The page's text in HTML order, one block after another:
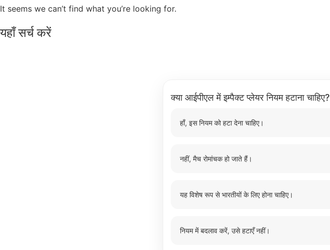
It seems we can’t find what you’re looking for.
यहाँ सर्च करें
क्या आईपीएल में इम्पैक्ट प्लेयर नियम हटाना चाहिए?
हाँ, इस नियम को हटा देना चाहिए।
नहीं, मैच रोमांचक हो जाते हैं।
यह विशेष रूप से भारतीयों के लिए होना चाहिए।
नियम में बदलाव करें, उसे हटाएँ नहीं।